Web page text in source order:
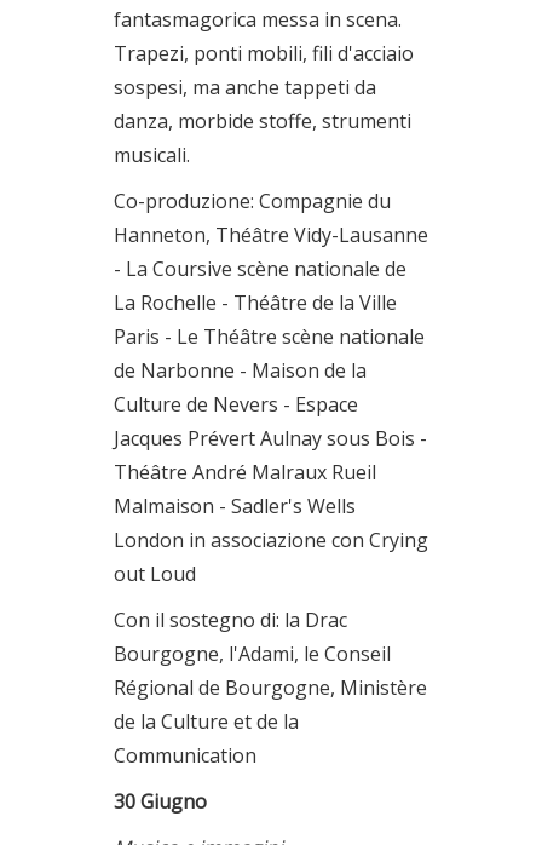
fantasmagorica messa in scena.
Trapezi, ponti mobili, fili d'acciaio
sospesi, ma anche tappeti da
danza, morbide stoffe, strumenti
musicali.
Co-produzione: Compagnie du
Hanneton, Théâtre Vidy-Lausanne
- La Coursive scène nationale de
La Rochelle - Théâtre de la Ville
Paris - Le Théâtre scène nationale
de Narbonne - Maison de la
Culture de Nevers - Espace
Jacques Prévert Aulnay sous Bois -
Théâtre André Malraux Rueil
Malmaison - Sadler's Wells
London in associazione con Crying
out Loud
Con il sostegno di: la Drac
Bourgogne, l'Adami, le Conseil
Régional de Bourgogne, Ministère
de la Culture et de la
Communication
30 Giugno